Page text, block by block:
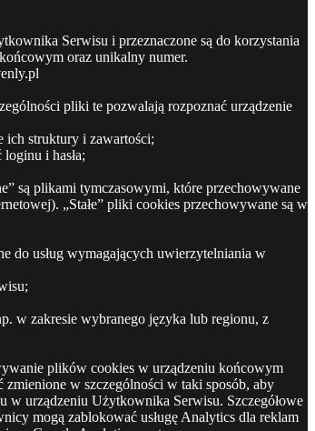
Serwisu i przeznaczone są do korzystania
oraz unikalny numer.
pliki te pozwalają rozpoznać urządzenie
ich struktury i zawartości;
i hasła;
są plikami tymczasowymi, które przechowywane
„Stałe” pliki cookies przechowywane są w
do usług wymagających uwierzytelniania w
w zakresie wybranego języka lub regionu, z
plików cookies w urządzeniu końcowym
w szczególności w taki sposób, aby
w urządzeniu Użytkownika Serwisu. Szczegółowe
mogą zablokować usługę Analytics dla reklam